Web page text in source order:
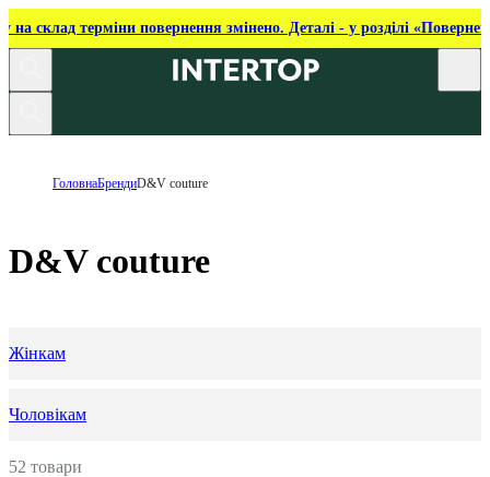
на склад терміни повернення змінено. Деталі - у розділі
ГоловнаБрендиD&V couture
D&V couture
Жінкам
Чоловікам
52 товари